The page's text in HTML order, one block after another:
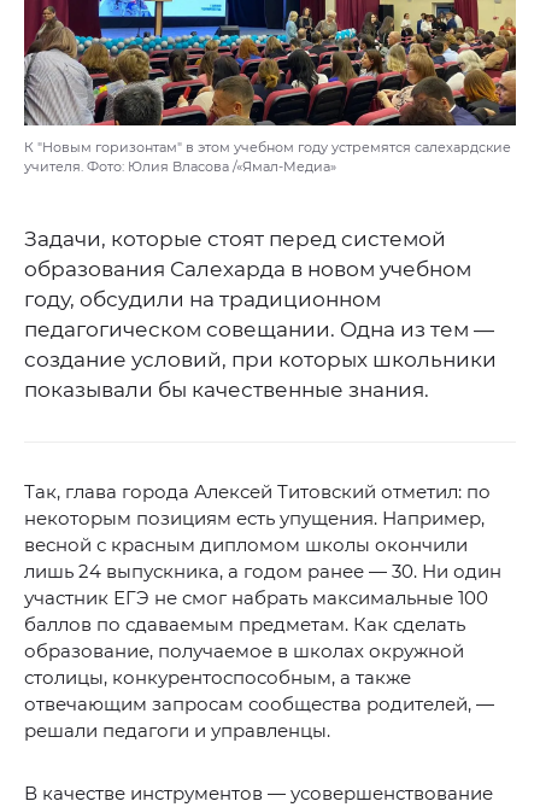
К "Новым горизонтам" в этом учебном году устремятся салехардские
учителя. Фото: Юлия Власова /«Ямал-Медиа»
Задачи, которые стоят перед системой
образования Салехарда в новом учебном
году, обсудили на традиционном
педагогическом совещании. Одна из тем —
создание условий, при которых школьники
показывали бы качественные знания.
Так, глава города Алексей Титовский отметил: по
некоторым позициям есть упущения. Например,
весной с красным дипломом школы окончили
лишь 24 выпускника, а годом ранее — 30. Ни один
участник ЕГЭ не смог набрать максимальные 100
баллов по сдаваемым предметам. Как сделать
образование, получаемое в школах окружной
столицы, конкурентоспособным, а также
отвечающим запросам сообщества родителей, —
решали педагоги и управленцы.
В качестве инструментов — усовершенствование